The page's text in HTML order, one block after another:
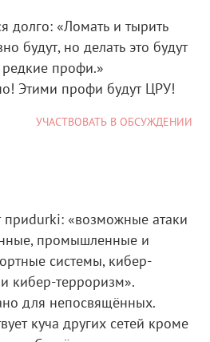
долго: «Ломать и тырить
будут, но делать это будут
редкие профи.»
Этими профи будут ЦРУ!
УЧАСТВОВАТЬ В ОБСУЖДЕНИИ
приdurki: «возможные атаки
промышленные и
системы, кибер-
кибер-терроризм».
для непосвящённых.
куча других сетей кроме